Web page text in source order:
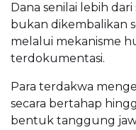
Dana senilai lebih
bukan dikembalikan
melalui mekanisme
terdokumentasi.
Para terdakwa
secara bertahap
bentuk tanggung